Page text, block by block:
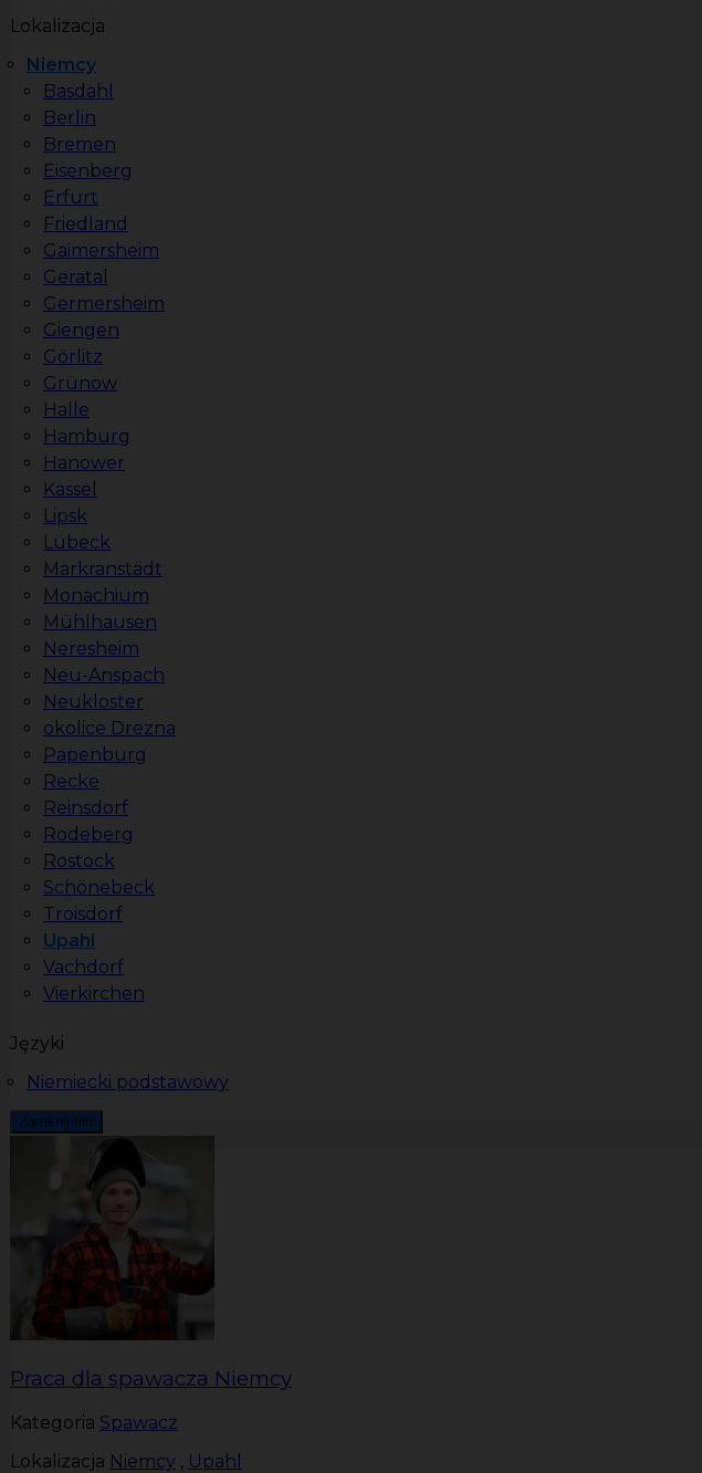
Lokalizacja
Niemcy
Basdahl
Berlin
Bremen
Eisenberg
Erfurt
Friedland
Gaimersheim
Geratal
Germersheim
Giengen
Görlitz
Grünow
Halle
Hamburg
Hanower
Kassel
Lipsk
Lübeck
Markranstädt
Monachium
Mühlhausen
Neresheim
Neu-Anspach
Neukloster
okolice Drezna
Papenburg
Recke
Reinsdorf
Rodeberg
Rostock
Schönebeck
Troisdorf
Upahl
Vachdorf
Vierkirchen
Języki
Niemiecki podstawowy
Zamknij filtr
Praca dla spawacza Niemcy
Kategoria Spawacz
Lokalizacja Niemcy , Upahl